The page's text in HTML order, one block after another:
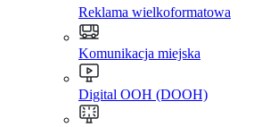
Reklama wielkoformatowa
Komunikacja miejska
Digital OOH (DOOH)